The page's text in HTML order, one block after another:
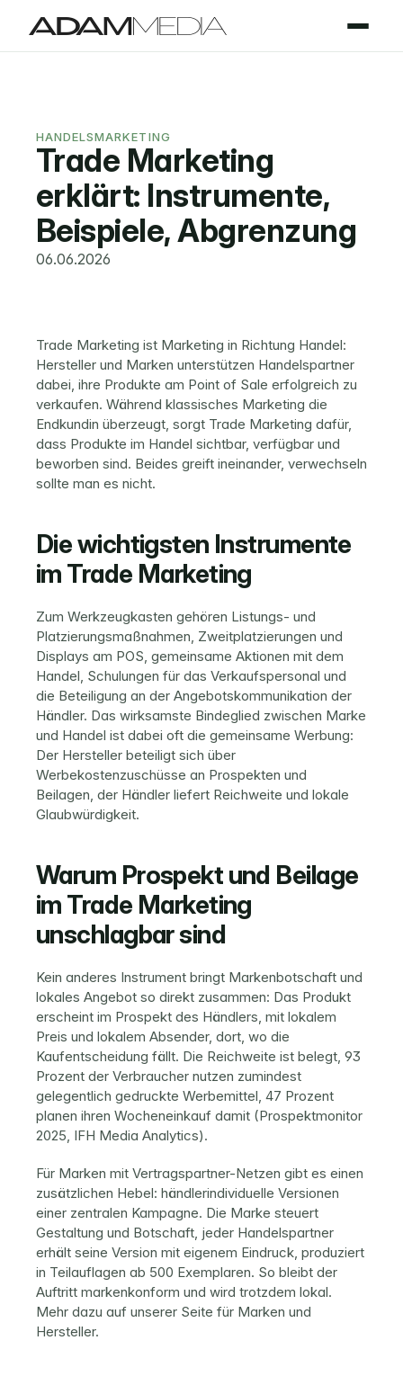
HANDELSMARKETING
Trade Marketing
erklärt: Instrumente,
Beispiele, Abgrenzung
06.06.2026
Trade Marketing ist Marketing in Richtung Handel:
Hersteller und Marken unterstützen Handelspartner
dabei, ihre Produkte am Point of Sale erfolgreich zu
verkaufen. Während klassisches Marketing die
Endkundin überzeugt, sorgt Trade Marketing dafür,
dass Produkte im Handel sichtbar, verfügbar und
beworben sind. Beides greift ineinander, verwechseln
sollte man es nicht.
Die wichtigsten Instrumente
im Trade Marketing
Zum Werkzeugkasten gehören Listungs- und
Platzierungsmaßnahmen, Zweitplatzierungen und
Displays am POS, gemeinsame Aktionen mit dem
Handel, Schulungen für das Verkaufspersonal und
die Beteiligung an der Angebotskommunikation der
Händler. Das wirksamste Bindeglied zwischen Marke
und Handel ist dabei oft die gemeinsame Werbung:
Werbekostenzuschüsse an Prospekten und
Beilagen, der Händler liefert Reichweite und lokale
Glaubwürdigkeit.
Warum Prospekt und Beilage
im Trade Marketing
unschlagbar sind
Kein anderes Instrument bringt Markenbotschaft und
lokales Angebot so direkt zusammen: Das Produkt
erscheint im Prospekt des Händlers, mit lokalem
Preis und lokalem Absender, dort, wo die
Kaufentscheidung fällt. Die Reichweite ist belegt, 93
Prozent der Verbraucher nutzen zumindest
gelegentlich gedruckte Werbemittel, 47 Prozent
planen ihren Wocheneinkauf damit (Prospektmonitor
2025, IFH Media Analytics).
Für Marken mit Vertragspartner-Netzen gibt es einen
zusätzlichen Hebel: händlerindividuelle Versionen
einer zentralen Kampagne. Die Marke steuert
Gestaltung und Botschaft, jeder Handelspartner
erhält seine Version mit eigenem Eindruck, produziert
in Teilauflagen ab 500 Exemplaren. So bleibt der
Auftritt markenkonform und wird trotzdem lokal.
Mehr dazu auf unserer Seite für Marken und
Hersteller.